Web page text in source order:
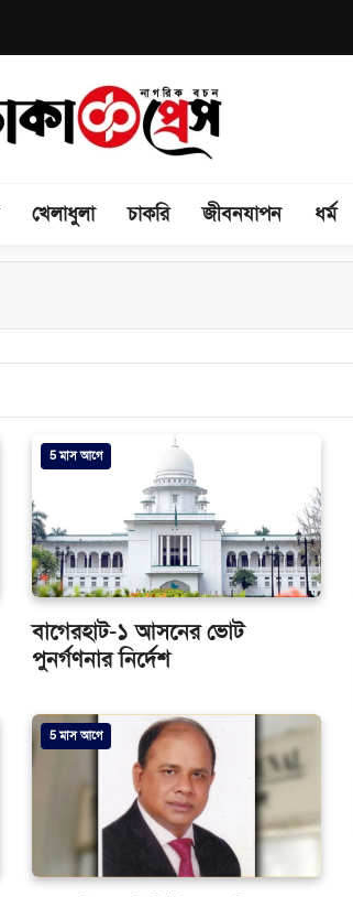
খেলাধুলা চাকরি জীবনযাপন ধর্ম
5 মাস আগে
বাগেরহাট-১ আসনের ভোট
পুনর্গণনার নির্দেশ
5 মাস আগে